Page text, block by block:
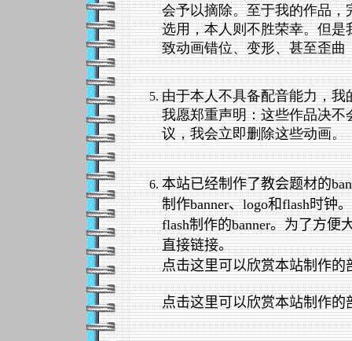
会予以摘除。至于我的作品
选用，本人则不胜荣幸。但
致动画错位、变形、甚至歪
由于本人不具备配音能力，
我愿郑重声明：这些作品决
议，我会立即删除这些动画。
本站已经制作了教会题材的
制作banner、logo和flash时钟
flash制作的banner。为了方
直接链接。
点击这里可以欣赏本站制作的
点击这里可以欣赏本站制作的